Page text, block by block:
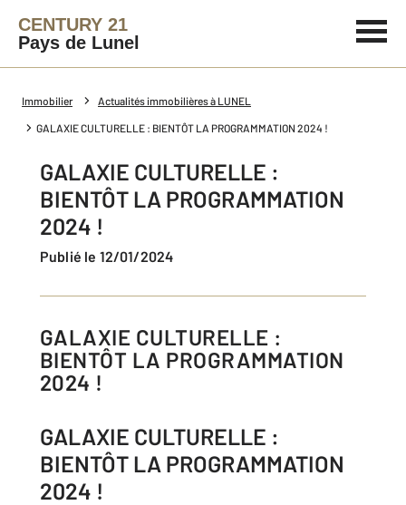
CENTURY 21
Pays de Lunel
Immobilier Actualités immobilières à LUNEL
GALAXIE CULTURELLE : BIENTÔT LA PROGRAMMATION 2024 !
GALAXIE CULTURELLE :
BIENTÔT LA PROGRAMMATION
2024 !
Publié le 12/01/2024
GALAXIE CULTURELLE :
BIENTÔT LA PROGRAMMATION
2024 !
GALAXIE CULTURELLE :
BIENTÔT LA PROGRAMMATION
2024 !